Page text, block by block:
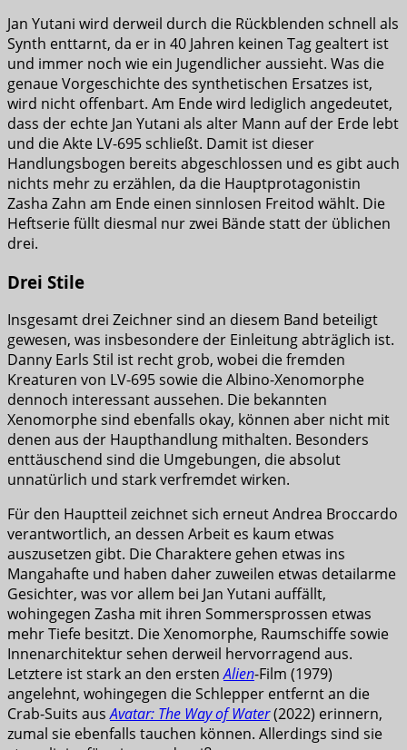
Jan Yutani wird derweil durch die Rückblenden schnell als
Synth enttarnt, da er in 40 Jahren keinen Tag gealtert ist
und immer noch wie ein Jugendlicher aussieht. Was die
genaue Vorgeschichte des synthetischen Ersatzes ist,
wird nicht offenbart. Am Ende wird lediglich angedeutet,
dass der echte Jan Yutani als alter Mann auf der Erde lebt
und die Akte LV-695 schließt. Damit ist dieser
Handlungsbogen bereits abgeschlossen und es gibt auch
nichts mehr zu erzählen, da die Hauptprotagonistin
Zasha Zahn am Ende einen sinnlosen Freitod wählt. Die
Heftserie füllt diesmal nur zwei Bände statt der üblichen
drei.
Drei Stile
Insgesamt drei Zeichner sind an diesem Band beteiligt
gewesen, was insbesondere der Einleitung abträglich ist.
Danny Earls Stil ist recht grob, wobei die fremden
Kreaturen von LV-695 sowie die Albino-Xenomorphe
dennoch interessant aussehen. Die bekannten
Xenomorphe sind ebenfalls okay, können aber nicht mit
denen aus der Haupthandlung mithalten. Besonders
enttäuschend sind die Umgebungen, die absolut
unnatürlich und stark verfremdet wirken.
Für den Hauptteil zeichnet sich erneut Andrea Broccardo
verantwortlich, an dessen Arbeit es kaum etwas
auszusetzen gibt. Die Charaktere gehen etwas ins
Mangahafte und haben daher zuweilen etwas detailarme
Gesichter, was vor allem bei Jan Yutani auffällt,
wohingegen Zasha mit ihren Sommersprossen etwas
mehr Tiefe besitzt. Die Xenomorphe, Raumschiffe sowie
Innenarchitektur sehen derweil hervorragend aus.
Letztere ist stark an den erstenAlien-Film (1979)
angelehnt, wohingegen die Schlepper entfernt an die
Crab-Suits ausAvatar: The Way of Water(2022) erinnern,
zumal sie ebenfalls tauchen können. Allerdings sind sie